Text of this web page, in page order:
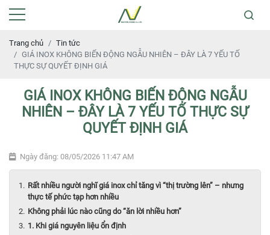
Trang chủ
Tin tức
GIÁ INOX KHÔNG BIẾN ĐỘNG NGẪU NHIÊN – ĐÂY LÀ 7 YẾU TỐ
THỰC SỰ QUYẾT ĐỊNH GIÁ
GIÁ INOX KHÔNG BIẾN ĐỘNG NGẪU
NHIÊN – ĐÂY LÀ 7 YẾU TỐ THỰC SỰ
QUYẾT ĐỊNH GIÁ
Ngày đăng: 08/05/2026 11:47 AM
Rất nhiều người nghĩ giá inox chỉ tăng vì “thị trường lên” – nhưng
thực tế phức tạp hơn nhiều
Không phải lúc nào cũng do “ăn lời nhiều hơn”
1. Khi giá nguyên liệu ổn định